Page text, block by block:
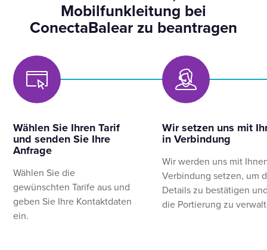
Mobilfunkleitung bei
ConectaBalear zu beantragen
Wählen Sie Ihren Tarif
und senden Sie Ihre
Anfrage
Wählen Sie die
gewünschten Tarife aus und
geben Sie Ihre Kontaktdaten
ein.
Wir setzen uns mit
in Verbindung
Wir werden uns mit
Verbindung setzen, um
Details zu bestätigen
die Portierung zu